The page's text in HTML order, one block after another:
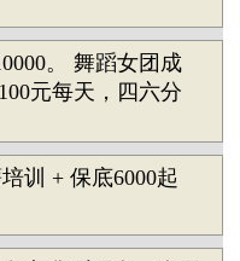
。 舞蹈女团成
元每天，四六分
训 + 保底6000起